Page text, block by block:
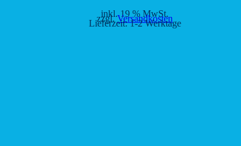
inkl. 19 % MwSt.
zzgl.Versandkosten
Lieferzeit:1-2 Werktage